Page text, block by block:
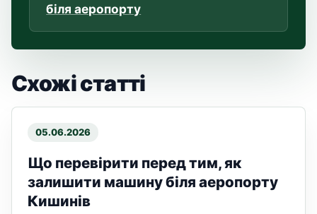
біля аеропорту
Схожі статті
05.06.2026
Що перевірити перед тим, як
залишити машину біля аеропорту
Кишинів